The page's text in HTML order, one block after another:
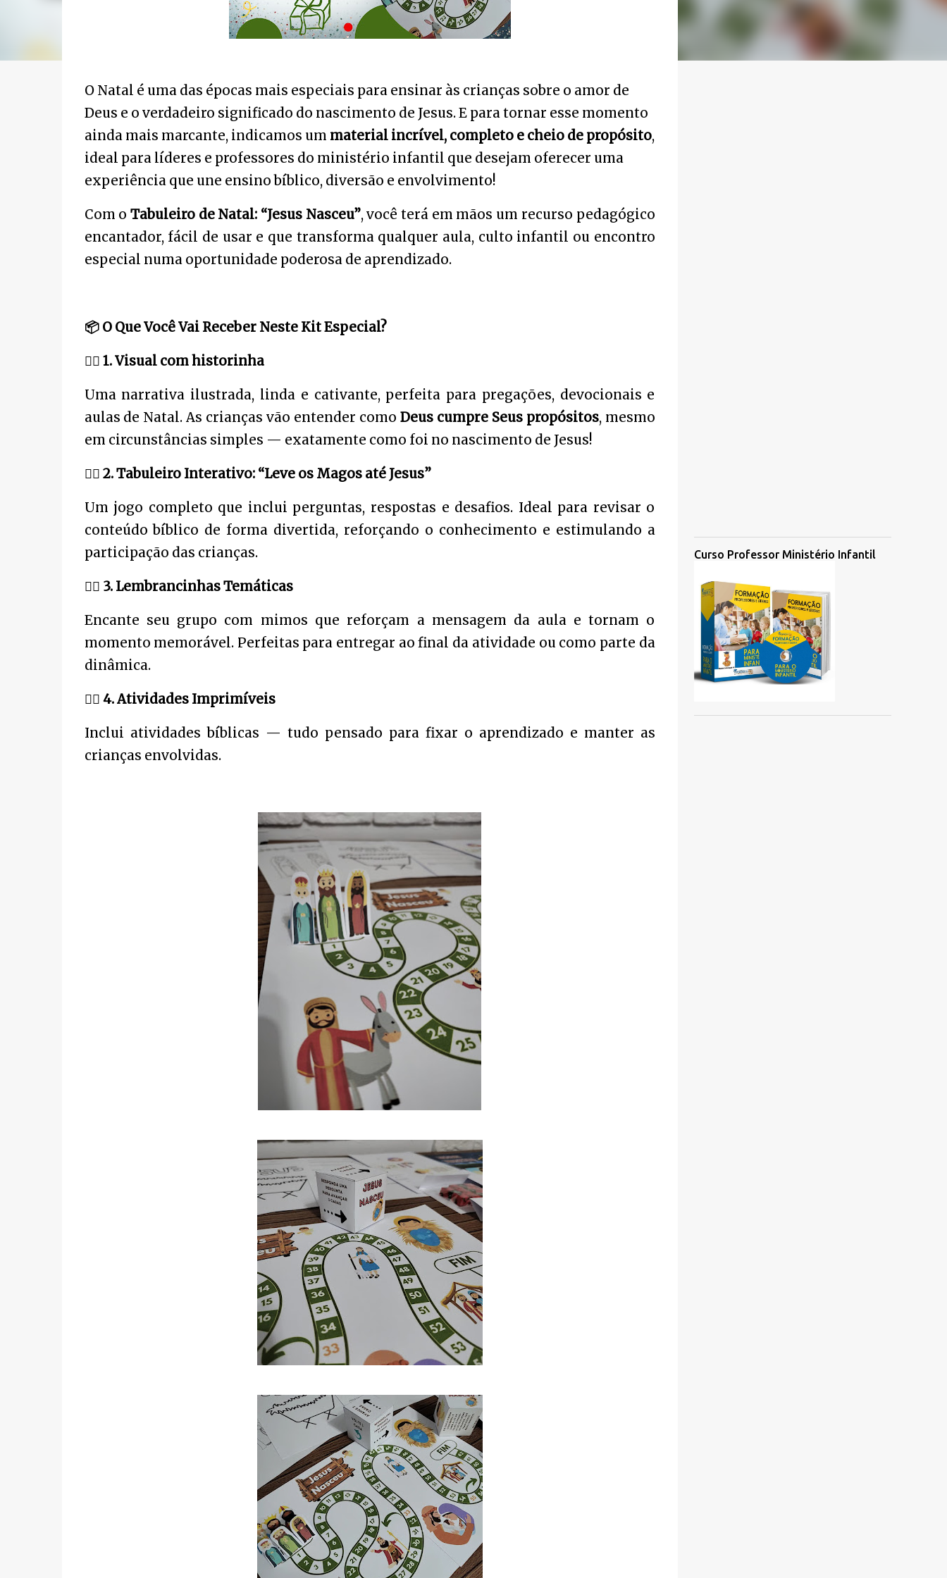
O Natal é uma das épocas mais especiais para ensinar às crianças sobre o amor de
Deus e o verdadeiro significado do nascimento de Jesus. E para tornar esse momento
ainda mais marcante, indicamos um material incrível, completo e cheio de propósito,
ideal para líderes e professores do ministério infantil que desejam oferecer uma
experiência que une ensino bíblico, diversão e envolvimento!
Com o Tabuleiro de Natal: “Jesus Nasceu”, você terá em mãos um recurso pedagógico
encantador, fácil de usar e que transforma qualquer aula, culto infantil ou encontro
especial numa oportunidade poderosa de aprendizado.
📦O Que Você Vai Receber Neste Kit Especial?
❤ 1. Visual com historinha
Uma narrativa ilustrada, linda e cativante, perfeita para pregações, devocionais e
aulas de Natal. As crianças vão entender como Deus cumpre Seus propósitos, mesmo
em circunstâncias simples — exatamente como foi no nascimento de Jesus!
❤ 2. Tabuleiro Interativo: “Leve os Magos até Jesus”
Um jogo completo que inclui perguntas, respostas e desafios. Ideal para revisar o
conteúdo bíblico de forma divertida, reforçando o conhecimento e estimulando a
participação das crianças.
❤ 3. Lembrancinhas Temáticas
Encante seu grupo com mimos que reforçam a mensagem da aula e tornam o
momento memorável. Perfeitas para entregar ao final da atividade ou como parte da
dinâmica.
❤ 4. Atividades Imprimíveis
Inclui atividades bíblicas — tudo pensado para fixar o aprendizado e manter as
crianças envolvidas.
Curso Professor Ministério Infantil